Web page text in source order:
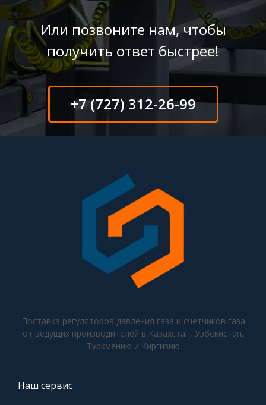
Или позвоните нам, чтобы
получить ответ быстрее!
+7 (727) 312-26-99
Поставка регуляторов давления газа и счетчиков газа
от ведущих производителей в Казахстан, Узбекистан,
Туркмению и Киргизию
Наш сервис